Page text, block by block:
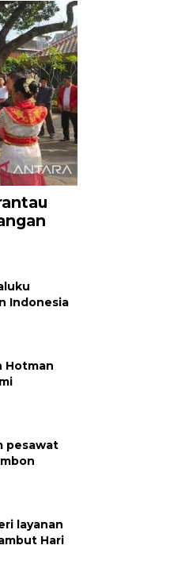
Indonesia
Hotman
pesawat
layanan
Hari